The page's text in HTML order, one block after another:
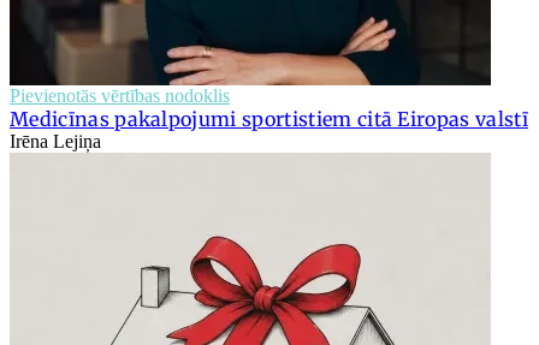
Pievienotās vērtības nodoklis
Medicīnas pakalpojumi sportistiem citā Eiropas valstī
Irēna Lejiņa